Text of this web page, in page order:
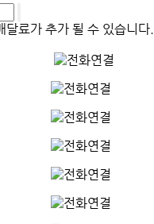
료가 추가 될 수 있습니다.